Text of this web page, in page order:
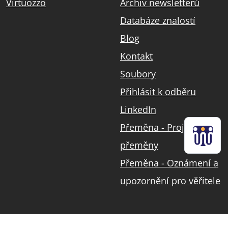
Virtuozzo
Archiv newsletterů
Databáze znalostí
Blog
Kontakt
Soubory
Přihlásit k odběru
LinkedIn
Přeměna - Projekt
přeměny
Přeměna - Oznámení a
upozornění pro věřitele